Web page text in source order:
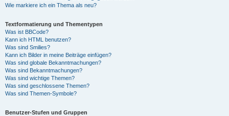
Wie markiere ich ein Thema als neu?
Textformatierung und Thementypen
Was ist BBCode?
Kann ich HTML benutzen?
Was sind Smilies?
Kann ich Bilder in meine Beiträge einfügen?
Was sind globale Bekanntmachungen?
Was sind Bekanntmachungen?
Was sind wichtige Themen?
Was sind geschlossene Themen?
Was sind Themen-Symbole?
Benutzer-Stufen und Gruppen